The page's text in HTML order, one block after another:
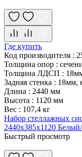
Где купить
Код производителя :
Толщина опор :
Толщина ЛДСП :
Задняя стенка : 18мм,
Длина : 2440 мм
Высота : 1120 мм
Вес : 107,4 кг
Набор стеллажных
2440x385x1120
Быстрый просмотр